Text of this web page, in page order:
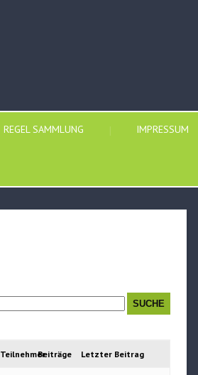
REGEL SAMMLUNG IMPRESSUM
TeilnehmerBeiträge Letzter Beitrag